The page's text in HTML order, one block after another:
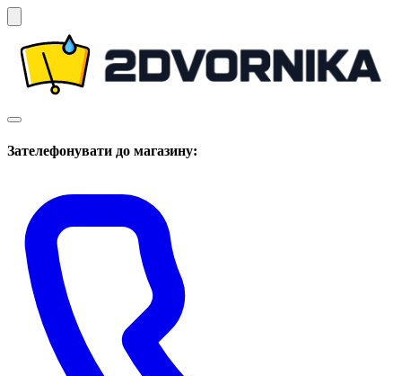
Зателефонувати до магазину: